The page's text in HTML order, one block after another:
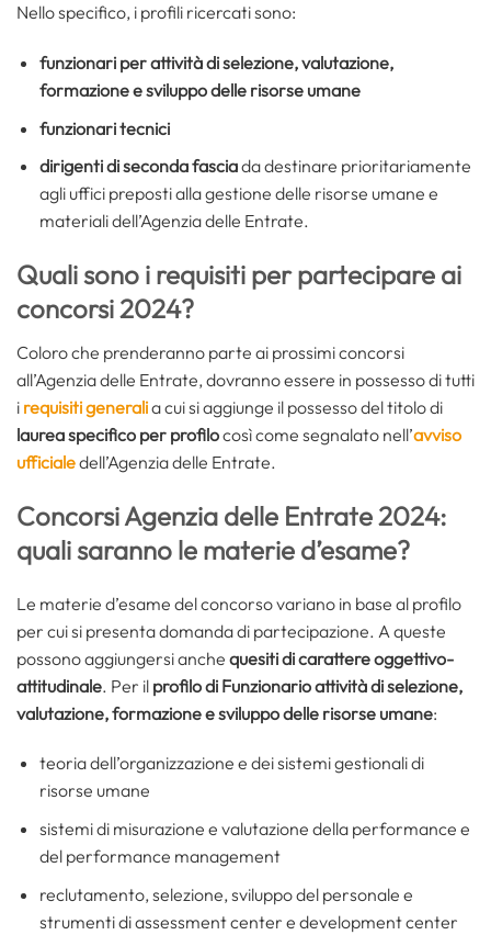
Nello specifico, i profili ricercati sono:
funzionari per attività di selezione, valutazione,
formazione e sviluppo delle risorse umane
funzionari tecnici
dirigenti di seconda fasciada destinare prioritariamente
agli uffici preposti alla gestione delle risorse umane e
materiali dell’Agenzia delle Entrate.
Quali sono i requisiti per partecipare ai
concorsi 2024?
Coloro che prenderanno parte ai prossimi concorsi
all’Agenzia delle Entrate, dovranno essere in possesso di tutti
i requisiti generalia cui si aggiunge il possesso del titolo di
laurea specifico per profilocosì come segnalato nell’avviso
ufficialedell’Agenzia delle Entrate.
Concorsi Agenzia delle Entrate 2024:
quali saranno le materie d’esame?
Le materie d’esame del concorso variano in base al profilo
per cui si presenta domanda di partecipazione. A queste
possono aggiungersi anche quesiti di carattere oggettivo-
attitudinale. Per il profilo di Funzionario attività di selezione,
valutazione, formazione e sviluppo delle risorse umane:
teoria dell’organizzazione e dei sistemi gestionali di
risorse umane
sistemi di misurazione e valutazione della performance e
del performance management
reclutamento, selezione, sviluppo del personale e
strumenti di assessment center e development center